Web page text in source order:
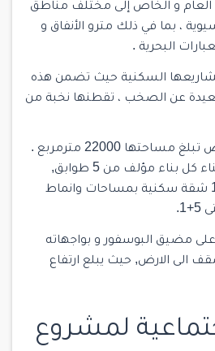
العام و الخاص إلى مختلف مناطق
، بما في ذلك مترو الأنفاق و
البحرية .
السكنية حيث تضمن هذه
عن الصخب ، تقطنها نخبة من
تم بناء المشروع على أرض تبلغ مساحتها 22000 مترمربع .
يتألف المشروع من 11 بناء كل بناء مؤلف من 5 طوابق,
يحتوي المشروع على 117 شقة سكنية بمساحات وانماط
على مضيق البوسفور و بواجهاته
الى الارض, حيث يبلع ارتفاع
لمشروع